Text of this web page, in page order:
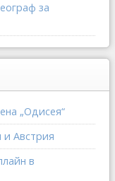
за
„Одисея“
и Австрия
в